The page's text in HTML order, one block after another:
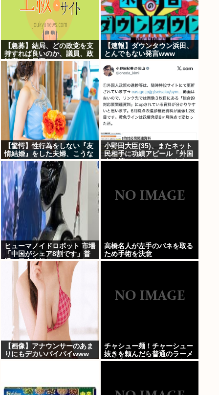
【急募】結局、どの政党を支
持すれば良いのか、議員、政
治家は全員悪か
【速報】ダウンタウン浜田、
とんでもない発言www
【驚愕】性行為をしない『友
情結婚』をした夫婦、こうな
る⇒･･･！！！
小野田大臣(35)、またネット
民相手に功績アピール「外国
人政策ちゃんとやってます」
ヒューマノイドロボット 市場
「中国がシェア8割です」普
通の日本人怒りのフェイクニ
ュース認定へ…
高橋名人が左手のバネを取る
ため手術を決意
【画像】アナウンサーのあま
りにもデカいパイパイwww
チャシュー麺！チャーシュー
抜きを頼んだら普通のラーメ
ンが出てきたんだが、これっ